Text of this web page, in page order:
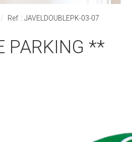
Ref. : JAVELDOUBLEPK-03-07
PARKING **